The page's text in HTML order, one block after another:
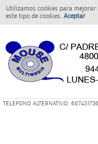
Utilizamos cookies para
este tipo de cookies. Aceptar
TELEFONO ALTERNATIVO: 687431736